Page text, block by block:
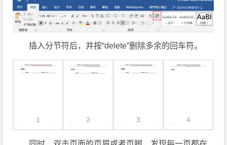
插入分节符后，并按“delete”删除多余的回车符。